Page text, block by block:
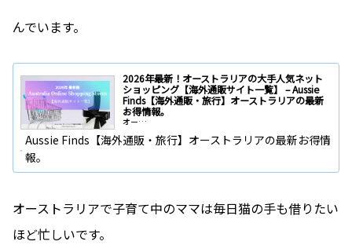
んでいます。
2026年最新！オーストラリアの大手人気ネット
ショッピング【海外通販サイト一覧】 – Aussie
Finds【海外通販・旅行】オーストラリアの最新
お得情報。
オー…
Aussie Finds【海外通販・旅行】オーストラリアの最新お得情
報。
オーストラリアで子育て中のママは毎日猫の手も借りたい
ほど忙しいです。